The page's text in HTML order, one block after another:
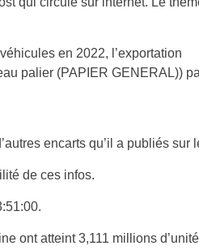
en 2022, l’exportation
palier (PAPIER GENERAL))
encarts qu’il a publiés sur
de ces infos.
ont atteint 3,111 millions